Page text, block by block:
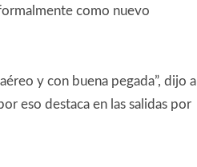
como nuevo
y con buena pegada”, dijo al
eso destaca en las salidas por